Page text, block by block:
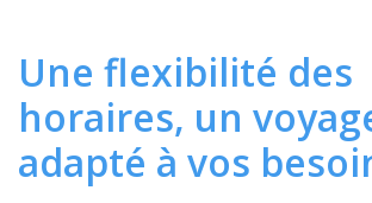
Une flexibilité des
horaires, un
adapté à vos